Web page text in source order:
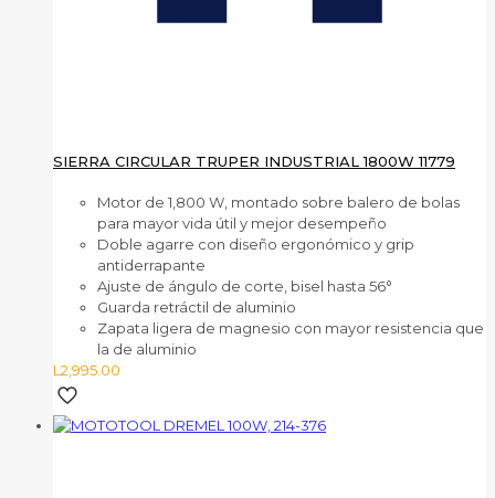
SIERRA CIRCULAR TRUPER INDUSTRIAL 1800W 11779
Motor de 1,800 W, montado sobre balero de bolas
para mayor vida útil y mejor desempeño
Doble agarre con diseño ergonómico y grip
antiderrapante
Ajuste de ángulo de corte, bisel hasta 56°
Guarda retráctil de aluminio
Zapata ligera de magnesio con mayor resistencia que
la de aluminio
L 2,995.00